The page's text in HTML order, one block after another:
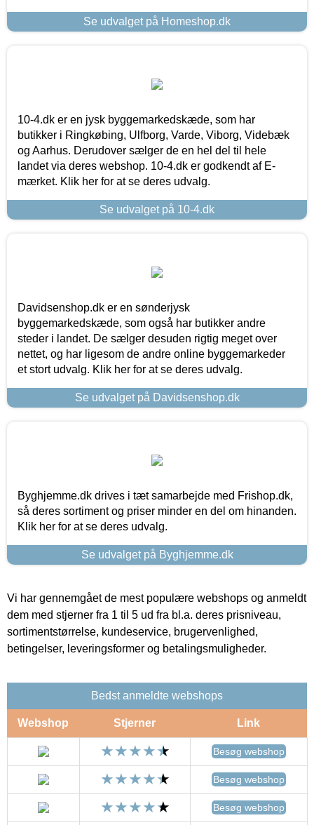
Se udvalget på Homeshop.dk
10-4.dk er en jysk byggemarkedskæde, som har
butikker i Ringkøbing, Ulfborg, Varde, Viborg, Videbæk
og Aarhus. Derudover sælger de en hel del til hele
landet via deres webshop. 10-4.dk er godkendt af E-
mærket. Klik her for at se deres udvalg.
Se udvalget på 10-4.dk
Davidsenshop.dk er en sønderjysk
byggemarkedskæde, som også har butikker andre
steder i landet. De sælger desuden rigtig meget over
nettet, og har ligesom de andre online byggemarkeder
et stort udvalg. Klik her for at se deres udvalg.
Se udvalget på Davidsenshop.dk
Byghjemme.dk drives i tæt samarbejde med Frishop.dk,
så deres sortiment og priser minder en del om hinanden.
Klik her for at se deres udvalg.
Se udvalget på Byghjemme.dk
Vi har gennemgået de mest populære webshops og anmeldt
dem med stjerner fra 1 til 5 ud fra bl.a. deres prisniveau,
sortimentstørrelse, kundeservice, brugervenlighed,
betingelser, leveringsformer og betalingsmuligheder.
Bedst anmeldte webshops
Webshop Stjerner Link
Besøg webshop
Besøg webshop
Besøg webshop